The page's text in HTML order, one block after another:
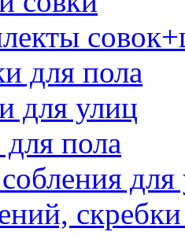
для пола
для улиц
пола